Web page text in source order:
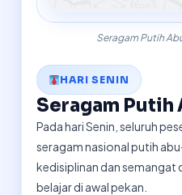
Seragam Putih
HARI SENIN
Seragam Putih
Pada hari Senin, seluruh
seragam nasional putih
kedisiplinan dan semangat
belajar di awal pekan.